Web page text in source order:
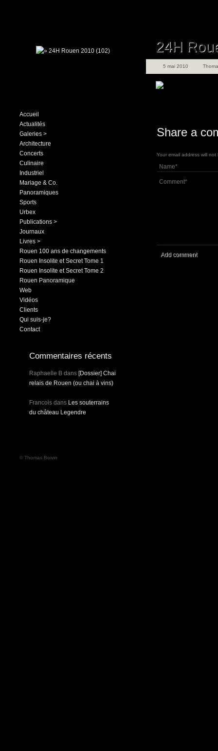
Accueil
Actualités
Galeries >
Architecture
Concerts
Culinaire
Industriel
Mariage & Co.
Panoramiques
Sports
Urbex
Publications >
Journaux
Livres >
Rouen 100 ans de changements
Rouen Insolite et Secret Tome 1
Rouen Insolite et Secret Tome 2
Rouen Panoramique
Web
Vidéos
Clients
Qui suis-je?
Contact
Commentaires récents
Raphaelle B dans [Dossier] Chai
relais de Rouen (ou chai à vins)
Francois dans Les souterrains
du château Legendre
24H
5 mai 2010
Share a
Your email address will
Add comment
© Thomas Boivin